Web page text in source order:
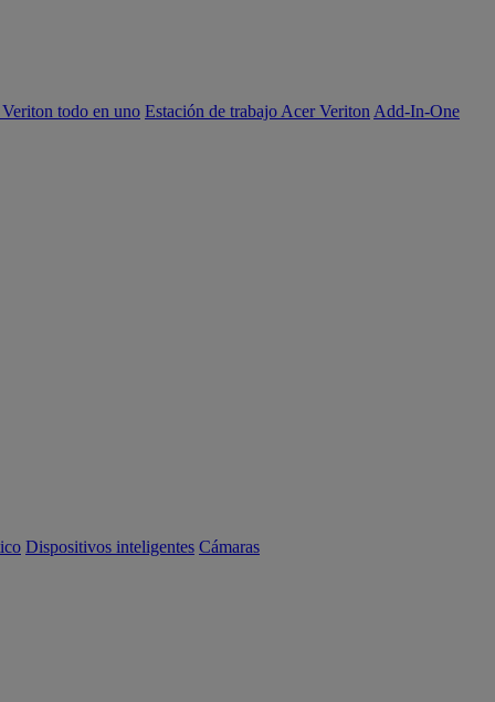
todo en uno Estación de trabajo Acer Veriton Add-In-One
Dispositivos inteligentes Cámaras